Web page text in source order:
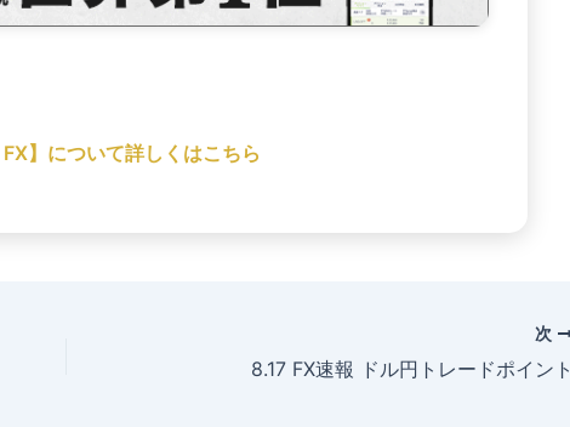
FX】について詳しくはこちら
次
8.17 FX速報 ドル円トレードポイント